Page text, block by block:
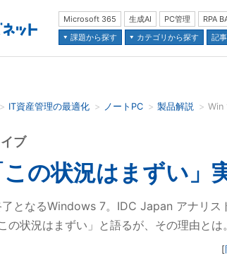
Microsoft 365 生成AI PC管理
RPA
課題から探す
カテゴリから探す 記
ださい
IT資産管理の最適化 ノートPC 製品解説 Win
の状況はまずい」
ブ
となるWindows 7。IDC Japan アナリス
の状況はまずい」と語るが、その理由とは。
[